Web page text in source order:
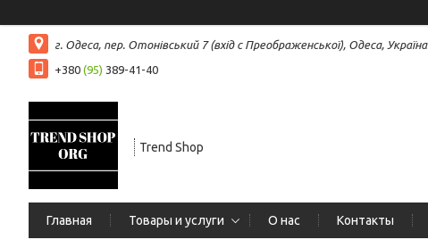
г. Одеса, пер. Отонівський 7 (вхід с Преображенської), Одеса, Україна
+380 (95) 389-41-40
Trend Shop
Главная Товары и услуги О нас Контакты